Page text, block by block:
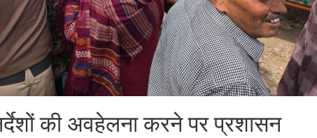
की अवहेलना करने पर प्रशासन